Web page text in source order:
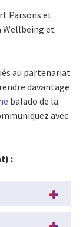
Parsons et
Wellbeing et
au partenariat
davantage
balado de la
avec
: